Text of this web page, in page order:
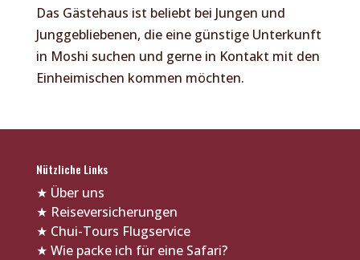
Das Gästehaus ist beliebt bei Jungen und
Junggebliebenen, die eine günstige Unterkunft
in Moshi suchen und gerne in Kontakt mit den
Einheimischen kommen möchten.
Nützliche Links
★ Über uns
★ Reiseversicherungen
★ Chui-Tours Flugservice
★ Wie packe ich für eine Safari?